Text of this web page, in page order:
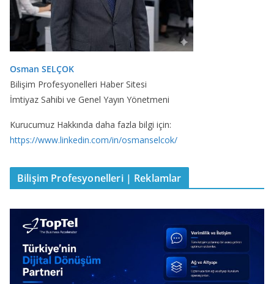
Osman SELÇOK
Bilişim Profesyonelleri Haber Sitesi
İmtiyaz Sahibi ve Genel Yayın Yönetmeni
Kurucumuz Hakkında daha fazla bilgi için:
https://www.linkedin.com/in/osmanselcok/
Bilişim Profesyonelleri | Reklamlar